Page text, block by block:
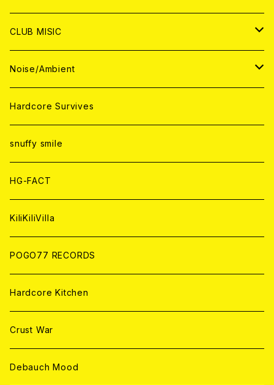
ANALOG
ANALOG
CD
ANALOG
CD
ANALOG
WORLD
CD
ANALOG
JAPAN
CD
ANALOG
WORLD
CD
ANALOG
CLUB MISIC
JAPAN
CD
ANALOG
WORLD
CD
ANALOG
Noise/Ambient
JAPAN
CD
ANALOG
WORLD
CD
ANALOG
Hardcore Survives
snuffy smile
HG-FACT
KiliKiliVilla
POGO77 RECORDS
Hardcore Kitchen
Crust War
Debauch Mood